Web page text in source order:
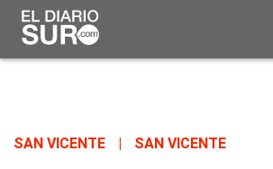
SAN VICENTE SAN VICENTE